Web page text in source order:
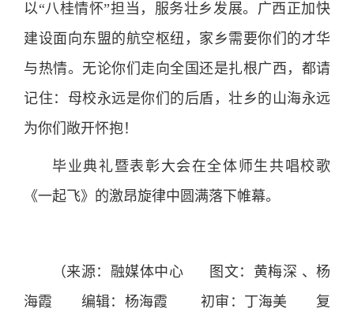
以“八桂情怀”担当，服务壮乡发展。广西正加快
建设面向东盟的航空枢纽，家乡需要你们的才华
与热情。无论你们走向全国还是扎根广西，都请
记住：母校永远是你们的后盾，壮乡的山海永远
为你们敞开怀抱！
毕业典礼暨表彰大会在全体师生共唱校歌
《一起飞》的激昂旋律中圆满落下帷幕。
（来源：融媒体中心 图文：黄梅深 、杨
海霞 编辑：杨海霞 初审：丁海美 复